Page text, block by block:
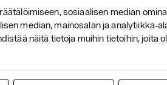
sosiaalisen median
median, mainosalan ja analytiikka-
näitä tietoja muihin tietoihin, joita
Victoria&Albert and
Ateljee has
awarded with the